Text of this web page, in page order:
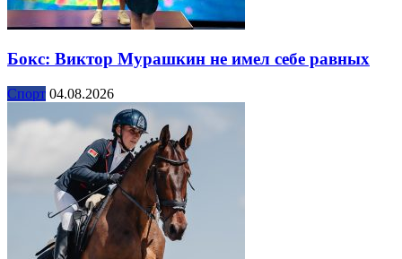
Бокс: Виктор Мурашкин не имел себе равных
Спорт 04.08.2026